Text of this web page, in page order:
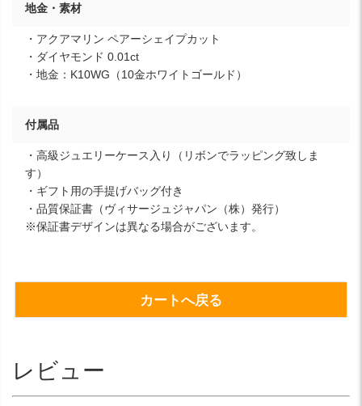
地金・素材
・アクアマリン ペアーシェイプカット
・ダイヤモンド 0.01ct
・地金：K10WG（10金ホワイトゴールド）
付属品
・高級ジュエリーケース入り（リボンでラッピング致しま
す）
・ギフト用の手提げバッグ付き
・品質保証書（ヴィサージュジャパン（株）発行）
※保証書デザインは異なる場合がございます。
カートへ戻る
レビュー